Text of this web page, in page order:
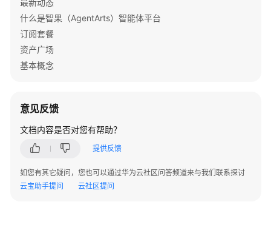
最新动态
什么是智果（AgentArts）智能体平台
订阅套餐
资产广场
基本概念
意见反馈
文档内容是否对您有帮助？
提供反馈
如您有其它疑问，您也可以通过华为云社区问答频道来与我们联系探讨
云宝助手提问
云社区提问